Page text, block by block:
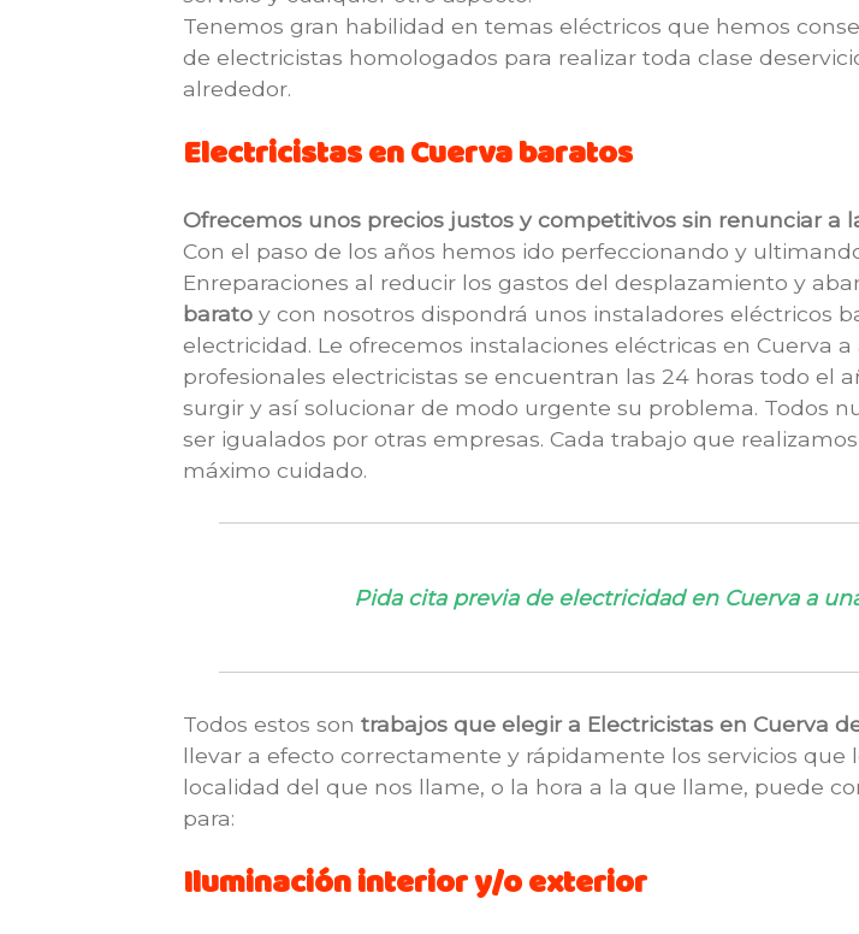
Tenemos gran habilidad en temas eléctricos que hemos
de electricistas homologados para realizar toda clase
alrededor.
Electricistas en Cuerva baratos
Ofrecemos unos precios justos y competitivos sin renunciar a
Con el paso de los años hemos ido perfeccionando y
Enreparaciones al reducir los gastos del desplazamiento y
barato y con nosotros dispondrá unos instaladores eléctricos
electricidad. Le ofrecemos instalaciones eléctricas en Cuerva
profesionales electricistas se encuentran las 24 horas todo el
surgir y así solucionar de modo urgente su problema. Todos
ser igualados por otras empresas. Cada trabajo que
máximo cuidado.
Pida cita previa de electricidad en Cuerva a
Todos estos son trabajos que elegir a Electricistas en Cuerva
llevar a efecto correctamente y rápidamente los servicios
localidad del que nos llame, o la hora a la que llame, puede
para:
Iluminación interior y/o exterior